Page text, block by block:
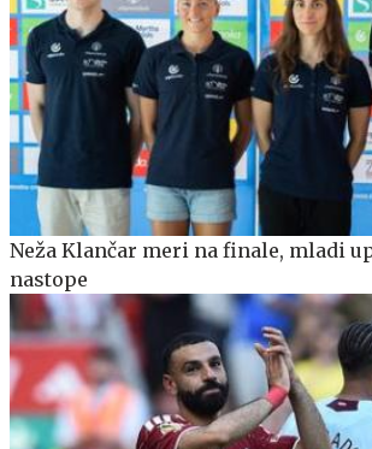
Neža Klančar meri na finale, mladi
nastope